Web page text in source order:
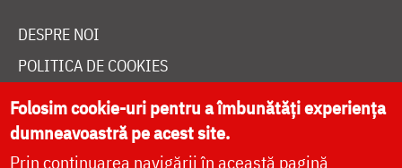
DESPRE NOI
POLITICA DE COOKIES
DONEAZĂ ONLINE PENTRU CATEDRALA NAȚIONALĂ
Folosim cookie-uri pentru a îmbunătăți experiența
dumneavoastră pe acest site.
Prin continuarea navigării în această pagină